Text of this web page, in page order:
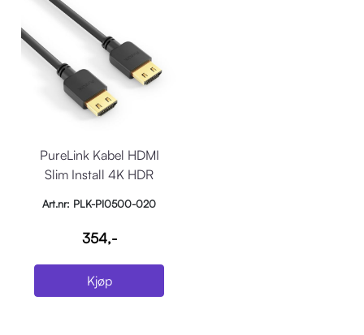
PureLink Kabel HDMI
Slim Install 4K HDR
Art.nr: PLK-PI0500-020
354,-
Kjøp